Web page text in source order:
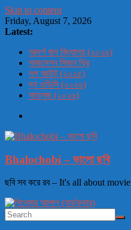
Skip to content
Friday, August 7, 2026
Latest:
আদর্শ বাল বিদ্যালয় (২০২৬)
সাকসেশন সিজন থ্রি
লগ আউট (২০২৫)
দ্য ওডিসি (২০২৬)
সাতলুজ (২০২৬)
Bhalochobi – ভালো ছবি
ছবি সব করে রব – It's all about movie